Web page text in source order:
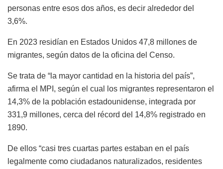
personas entre esos dos años, es decir alrededor del
3,6%.
En 2023 residían en Estados Unidos 47,8 millones de
migrantes, según datos de la oficina del Censo.
Se trata de “la mayor cantidad en la historia del país”,
afirma el MPI, según el cual los migrantes representaron el
14,3% de la población estadounidense, integrada por
331,9 millones, cerca del récord del 14,8% registrado en
1890.
De ellos “casi tres cuartas partes estaban en el país
legalmente como ciudadanos naturalizados, residentes